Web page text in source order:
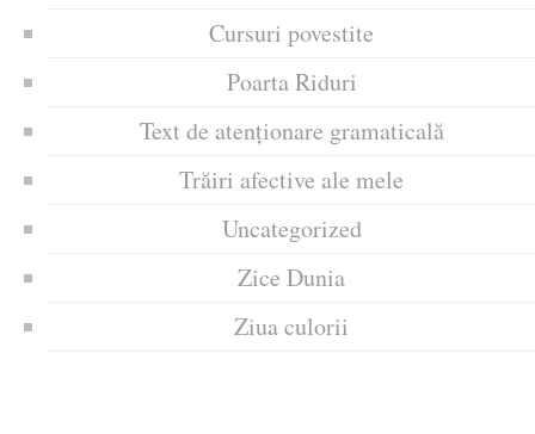
Cursuri povestite
Poarta Riduri
Text de atenționare gramaticală
Trăiri afective ale mele
Uncategorized
Zice Dunia
Ziua culorii